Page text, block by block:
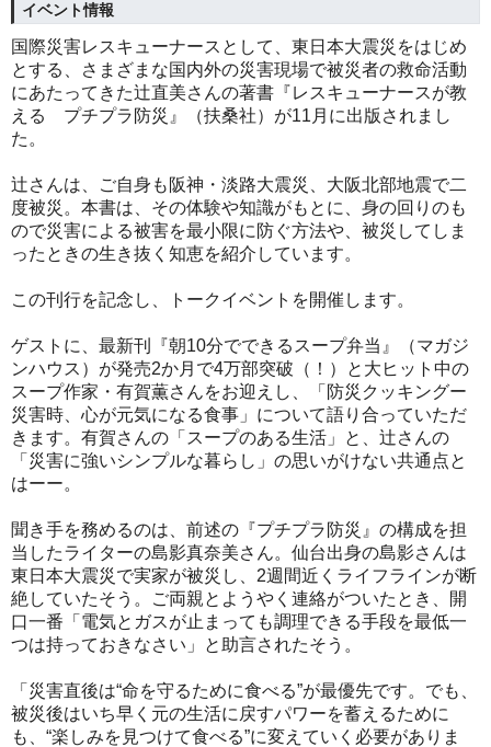
イベント情報
国際災害レスキューナースとして、東日本大震災をはじめ
とする、さまざまな国内外の災害現場で被災者の救命活動
にあたってきた辻直美さんの著書『レスキューナースが教
える プチプラ防災』（扶桑社）が11月に出版されまし
た。
辻さんは、ご自身も阪神・淡路大震災、大阪北部地震で二
度被災。本書は、その体験や知識がもとに、身の回りのも
ので災害による被害を最小限に防ぐ方法や、被災してしま
ったときの生き抜く知恵を紹介しています。
この刊行を記念し、トークイベントを開催します。
ゲストに、最新刊『朝10分でできるスープ弁当』（マガジ
ンハウス）が発売2か月で4万部突破（！）と大ヒット中の
スープ作家・有賀薫さんをお迎えし、「防災クッキングー
災害時、心が元気になる食事」について語り合っていただ
きます。有賀さんの「スープのある生活」と、辻さんの
「災害に強いシンプルな暮らし」の思いがけない共通点と
はーー。
聞き手を務めるのは、前述の『プチプラ防災』の構成を担
当したライターの島影真奈美さん。仙台出身の島影さんは
東日本大震災で実家が被災し、2週間近くライフラインが断
絶していたそう。ご両親とようやく連絡がついたとき、開
口一番「電気とガスが止まっても調理できる手段を最低一
つは持っておきなさい」と助言されたそう。
「災害直後は“命を守るために食べる”が最優先です。でも、
被災後はいち早く元の生活に戻すパワーを蓄えるために
も、“楽しみを見つけて食べる”に変えていく必要がありま